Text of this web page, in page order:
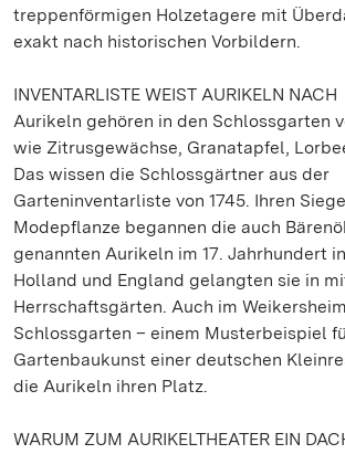
treppenförmigen Holzetagere mit
exakt nach historischen Vorbildern.
INVENTARLISTE WEIST AURIKELN NACH
Aurikeln gehören in den Schlossgarten
wie Zitrusgewächse, Granatapfel,
Das wissen die Schlossgärtner aus der
Garteninventarliste von 1745. Ihren
Modepflanze begannen die auch
genannten Aurikeln im 17. Jahrhundert
Holland und England gelangten sie in
Herrschaftsgärten. Auch im
Schlossgarten – einem Musterbeispiel
Gartenbaukunst einer deutschen
die Aurikeln ihren Platz.
WARUM ZUM AURIKELTHEATER EIN